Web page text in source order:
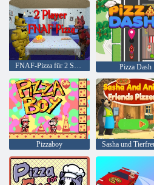
FNAF-Pizza für 2 Spieler Pizza Dash
Pizzaboy